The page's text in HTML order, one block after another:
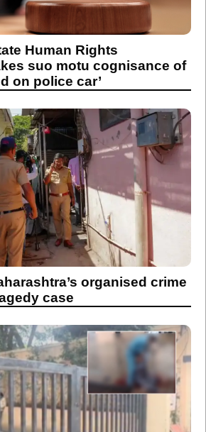
Human Rights
suo motu cognisance of
on police car’
organised crime
case